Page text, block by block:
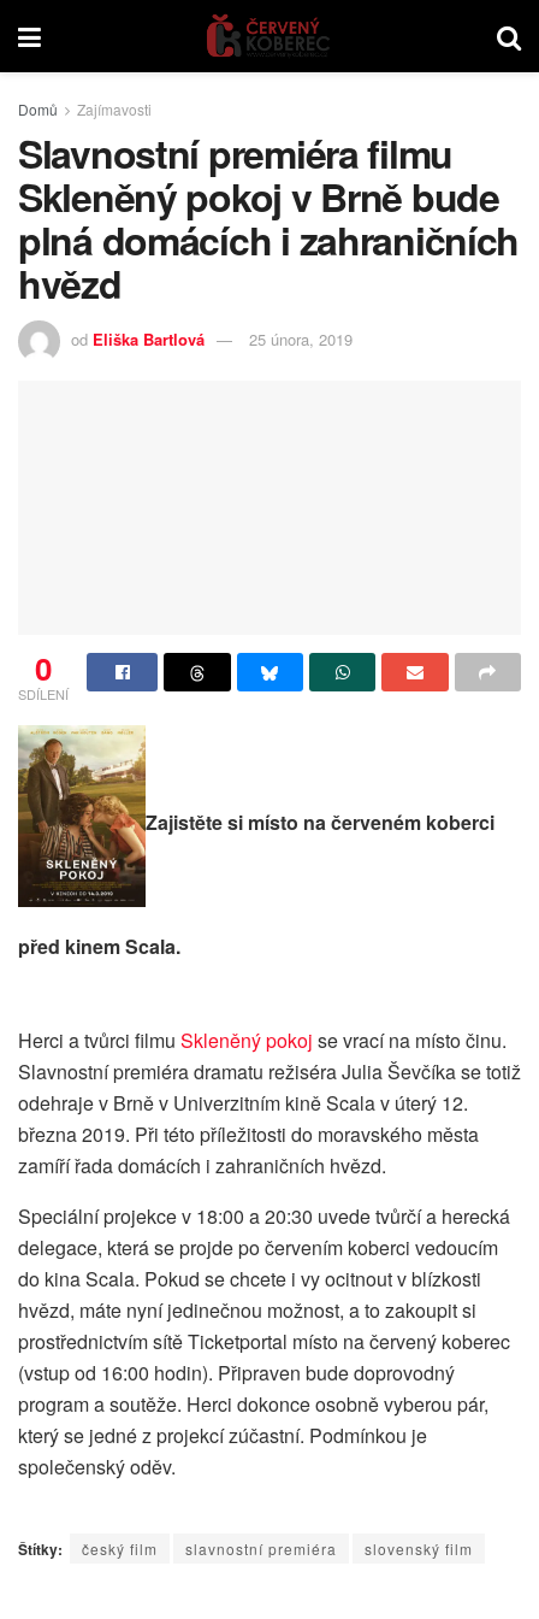
Domů Zajímavosti
Slavnostní premiéra filmu
Skleněný pokoj v Brně bude
plná domácích i zahraničních
hvězd
od Eliška Bartlová 25 února, 2019
0
SDÍLENÍ
Zajistěte si místo na červeném koberci
před kinem Scala.
Herci a tvůrci filmu Skleněný pokoj se vrací na místo činu.
Slavnostní premiéra dramatu režiséra Julia Ševčíka se totiž
odehraje v Brně v Univerzitním kině Scala v úterý 12.
března 2019. Při této příležitosti do moravského města
zamíří řada domácích i zahraničních hvězd.
Speciální projekce v 18:00 a 20:30 uvede tvůrčí a herecká
delegace, která se projde po červením koberci vedoucím
do kina Scala. Pokud se chcete i vy ocitnout v blízkosti
hvězd, máte nyní jedinečnou možnost, a to zakoupit si
prostřednictvím sítě Ticketportal místo na červený koberec
(vstup od 16:00 hodin). Připraven bude doprovodný
program a soutěže. Herci dokonce osobně vyberou pár,
který se jedné z projekcí zúčastní. Podmínkou je
společenský oděv.
Štítky: český film slavnostní premiéra slovenský film